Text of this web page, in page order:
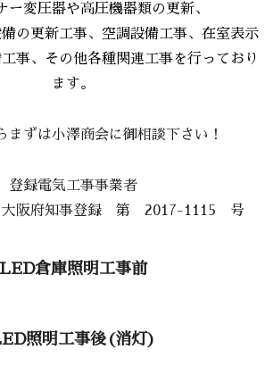
ー変圧器や高圧機器類の更新、
の更新工事、空調設備工事、在室表示
事、その他各種関連工事を行っており
ます。
まずは小澤商会に御相談下さい！
登録電気工事事業者
阪府知事登録 第 2017-1115 号
LED倉庫照明工事前
照明工事後(消灯)